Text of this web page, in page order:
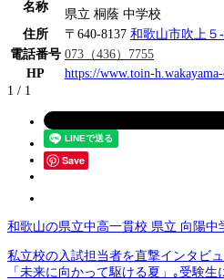
名称
県立 桐蔭 中学校
住所
〒640-8137 和歌山市吹上５
電話番号 073（436）7755
HP
https://www.toin-
1 / 1
Save
和歌山の県立中高一貫校 県立 向陽中
私立校の入試担当者を直撃インタビ
「未来に向かって駆ける夏」｡受験